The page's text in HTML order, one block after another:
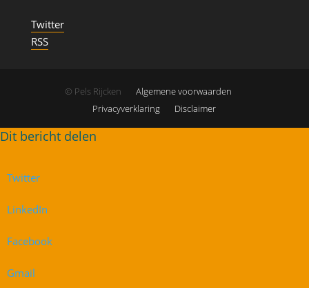
Twitter
RSS
© Pels Rijcken
Algemene voorwaarden
Privacyverklaring
Disclaimer
Twitter
LinkedIn
Facebook
Gmail